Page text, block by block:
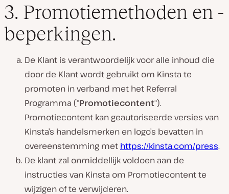
3. Promotiemethoden en -
beperkingen.
De Klant is verantwoordelijk voor alle inhoud die
door de Klant wordt gebruikt om Kinsta te
promoten in verband met het Referral
Programma (“Promotiecontent“).
Promotiecontent kan geautoriseerde versies van
Kinsta’s handelsmerken en logo’s bevatten in
overeenstemming met https://kinsta.com/press.
De klant zal onmiddellijk voldoen aan de
instructies van Kinsta om Promotiecontent te
wijzigen of te verwijderen.